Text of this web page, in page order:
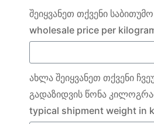
შეიყვანეთ თქვენი
wholesale price per
ახლა შეიყვანეთ თქვენი
გადაზიდვის წონა
typical shipment weight in